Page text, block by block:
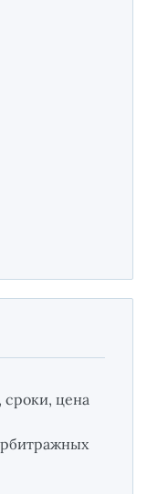
сроки, цена